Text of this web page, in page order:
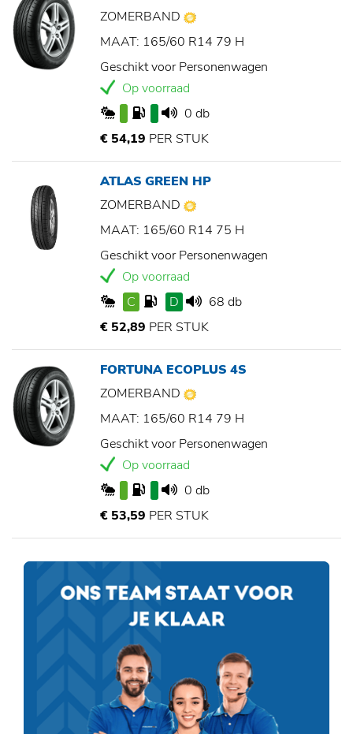
ZOMERBAND
MAAT: 165/60 R14 79 H
Geschikt voor Personenwagen
Op voorraad
0 db
€ 54,19 PER STUK
ATLAS GREEN HP
ZOMERBAND
MAAT: 165/60 R14 75 H
Geschikt voor Personenwagen
Op voorraad
C
D
68 db
€ 52,89 PER STUK
FORTUNA ECOPLUS 4S
ZOMERBAND
MAAT: 165/60 R14 79 H
Geschikt voor Personenwagen
Op voorraad
0 db
€ 53,59 PER STUK